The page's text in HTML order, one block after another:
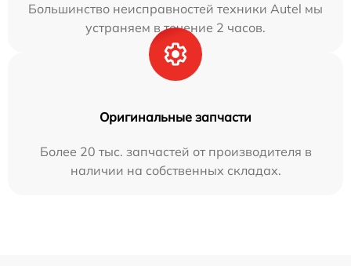
Большинство неисправностей техники Autel мы
устраняем в течение 2 часов.
Оригинальные запчасти
Более 20 тыс. запчастей от производителя в
наличии на собственных складах.